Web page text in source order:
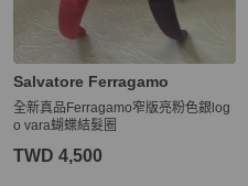
Salvatore Ferragamo
全新真品Ferragamo窄版亮粉色銀log
o vara蝴蝶結髮圈
TWD 4,500